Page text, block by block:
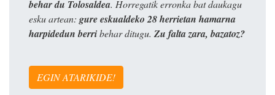
behar du Tolosaldea. Horregatik erronka bat daukagu
esku artean: gure eskualdeko 28 herrietan hamarna
harpidedun berribehar ditugu. Zu falta zara, bazatoz?
EGIN ATARIKIDE!